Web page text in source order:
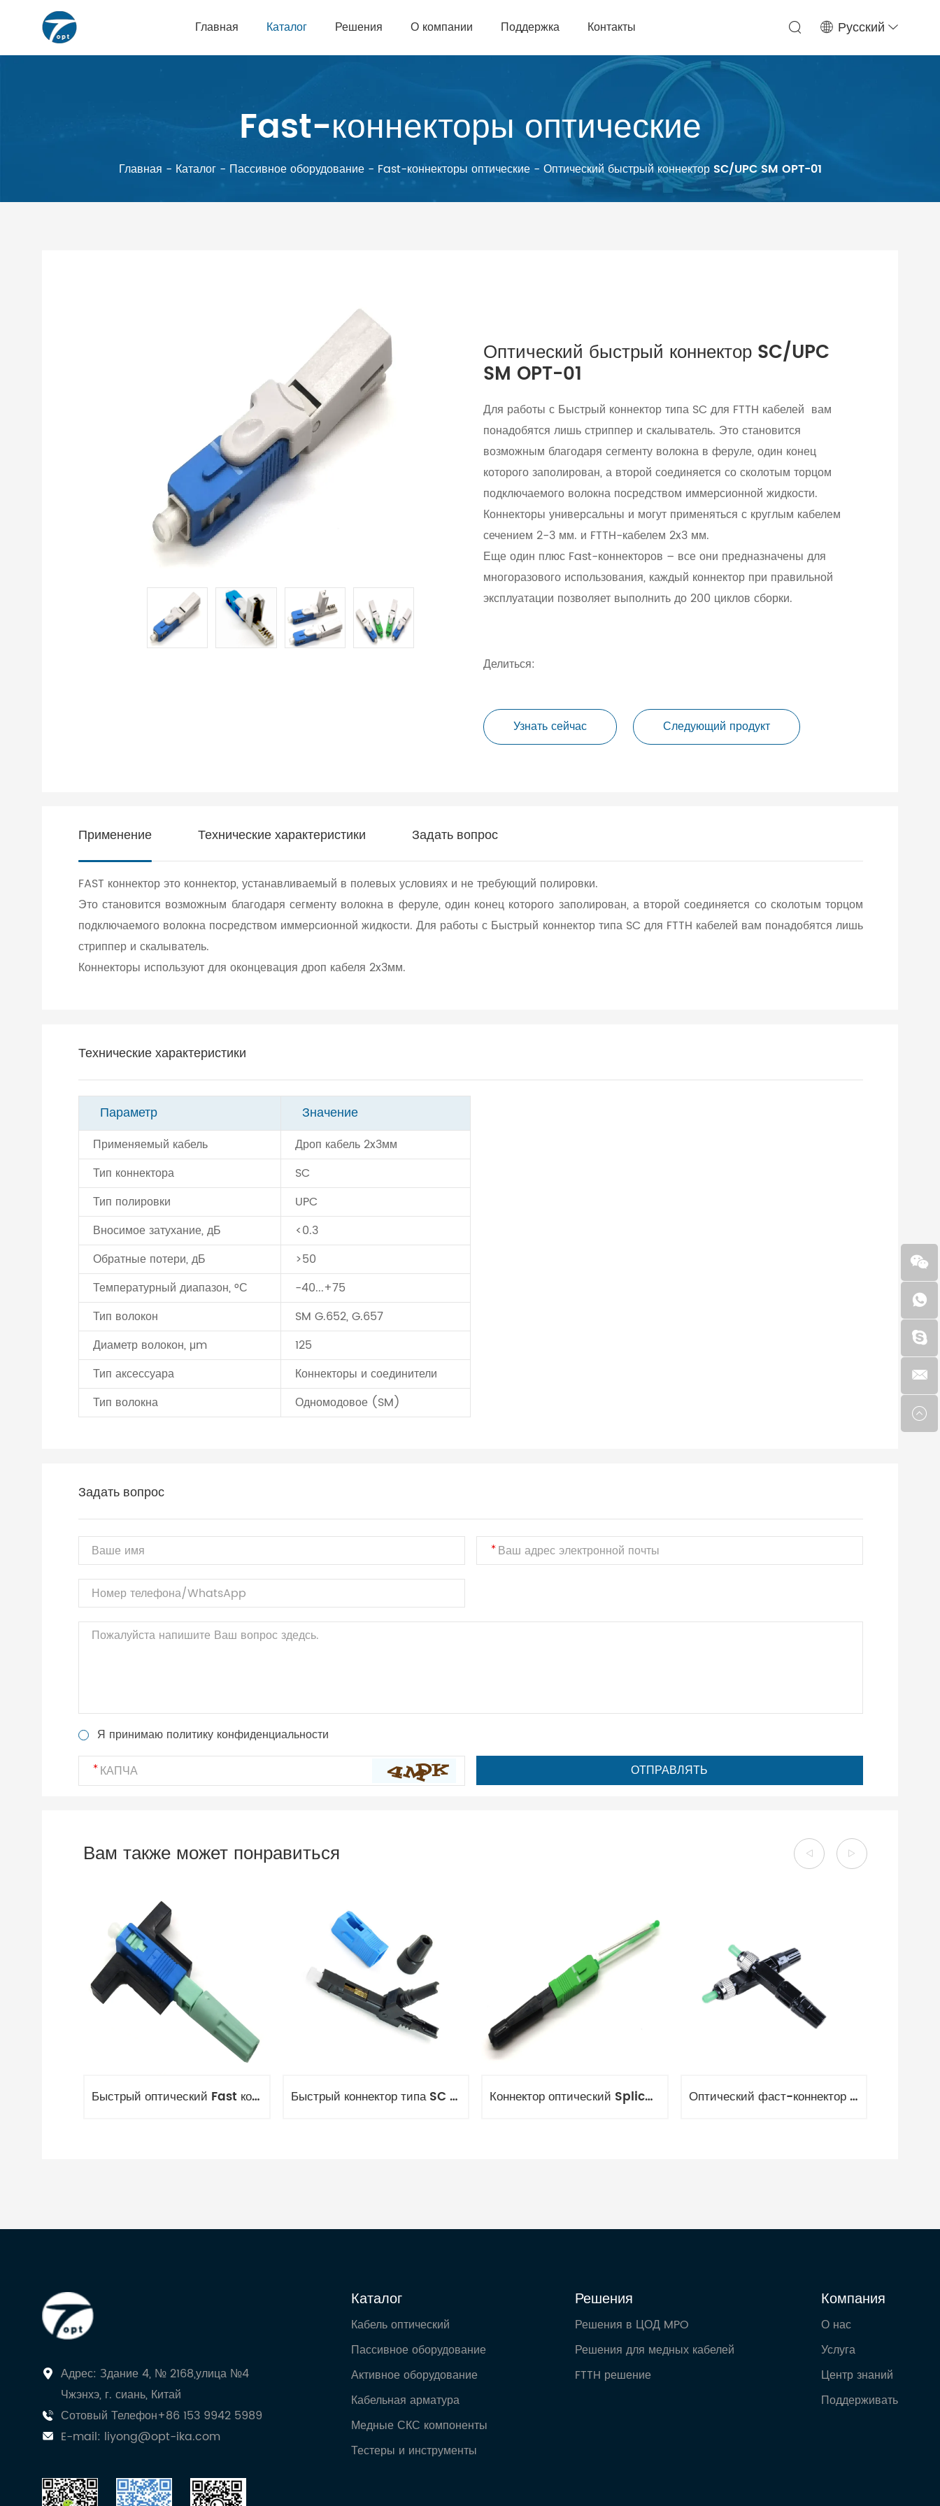
Главная Каталог Решения О компании Поддержка Контакты Русский
Fast-коннекторы оптические
Главная - Каталог - Пассивное оборудование - Fast-коннекторы оптические - Оптический быстрый коннектор SC/UPC SM OPT-01
Оптический быстрый коннектор SC/UPC
SM OPT-01
Для работы с Быстрый коннектор типа SC для FTTH кабелей вам
понадобятся лишь стриппер и скалыватель. Это становится
возможным благодаря сегменту волокна в феруле, один конец
которого заполирован, а второй соединяется со сколотым торцом
подключаемого волокна посредством иммерсионной жидкости.
Коннекторы универсальны и могут применяться с круглым кабелем
сечением 2-3 мм. и FTTH-кабелем 2x3 мм.
Еще один плюс Fast-коннекторов – все они предназначены для
многоразового использования, каждый коннектор при правильной
эксплуатации позволяет выполнить до 200 циклов сборки.
Делиться:
Узнать сейчас Следующий продукт
Применение Технические характеристики Задать вопрос
FAST коннектор это коннектор, устанавливаемый в полевых условиях и не требующий полировки.
Это становится возможным благодаря сегменту волокна в феруле, один конец которого заполирован, а второй соединяется со сколотым торцом
подключаемого волокна посредством иммерсионной жидкости. Для работы с Быстрый коннектор типа SC для FTTH кабелей вам понадобятся лишь
стриппер и скалыватель.
Коннекторы используют для оконцевация дроп кабеля 2x3мм.
Технические характеристики
Параметр Значение
Применяемый кабель
Дроп кабель 2x3мм
Тип коннектора
SC
Тип полировки
UPC
Вносимое затухание, дБ
<0.3
Обратные потери, дБ
>50
Температурный диапазон, °С
-40...+75
Тип волокон
SM G.652, G.657
Диаметр волокон, μm
125
Тип аксессуара
Коннекторы и соединители
Тип волокна
Одномодовое (SM)
Задать вопрос
Я принимаю политику конфиденциальности
Вам также может понравиться
Быстрый оптический Fast коннектор SC/APC OPT-04 Быстрый коннектор типа SC для FTTH кабелей Коннектор оптический Splice-On SC/APC SM Оптический фаст-коннектор FC-APC
Адрес: Здание 4, № 2168,улица №4
Чжэнхэ, г. сиань, Китай
Сотовый Телефон+86 153 9942 5989
E-mail: liyong@opt-ika.com
Каталог
Кабель оптический
Пассивное оборудование
Активное оборудование
Кабельная арматура
Медные СКС компоненты
Тестеры и инструменты
Решения
Решения в ЦОД MPO
Решения для медных кабелей
FTTH решение
Компания
О нас
Услуга
Центр знаний
Поддерживать